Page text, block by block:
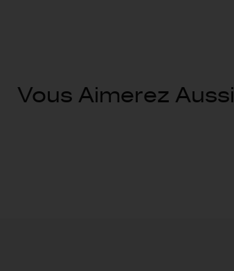
Vous Aimerez Aussi